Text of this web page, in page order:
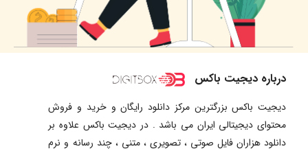
درباره دیجیت باکس
دیجیت باکس بزرگترین مرکز دانلود رایگان و خرید و فروش
محتوای دیجیتالی ایران می باشد . در دیجیت باکس علاوه بر
دانلود هزاران فایل صوتی ، تصویری ، متنی ، چند رسانه و نرم